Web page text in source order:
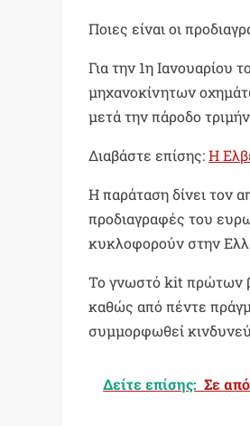
Ποιες είναι οι
Για την 1η
μηχανοκίνητων
μετά την πάροδο
Διαβάστε επίσης:Η
Η παράταση δίνει τον
προδιαγραφές του
κυκλοφορούν στην
Το γνωστό kit πρώτων
καθώς από πέντε
συμμορφωθεί
Δείτε επίσης: Σε